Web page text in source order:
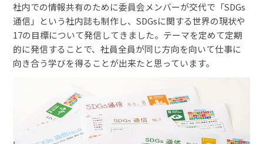
社内での情報共有のために委員会メンバーが交代で「SDGs
通信」という社内誌も制作し、SDGsに関する世界の現状や
17の目標について発信してきました。テーマを定めて定期
的に発信することで、社員全員が同じ方向を向いて仕事に
向き合う学びを得ることが出来たと思っています。